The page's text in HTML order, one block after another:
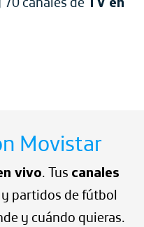
Movistar
vivo. Tus canales
partidos de fútbol
y cuándo quieras.